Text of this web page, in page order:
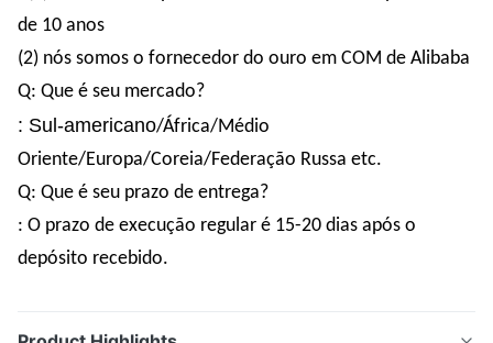
de 10 anos
(2) nós somos o fornecedor do ouro em COM de Alibaba
Q: Que é seu mercado?
: Sul-americano/África/Médio
Oriente/Europa/Coreia/Federação Russa etc.
Q: Que é seu prazo de entrega?
: O prazo de execução regular é 15-20 dias após o
depósito recebido.